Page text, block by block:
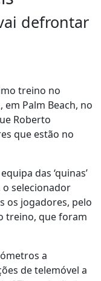
defrontar
treino no
Palm Beach, no
Roberto
que estão no
das ‘quinas’
selecionador
os jogadores, pelo
treino, que foram
a
de telemóvel a